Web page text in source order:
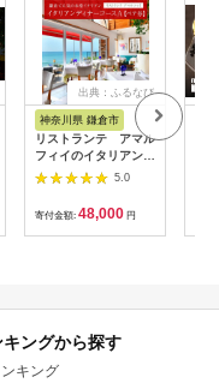
出典：ふるなび
神奈川県 鎌倉市
リストランテ アマル
フィイのイタリアンデ
ィナーコースA ペア
5.0
寄付金額: 48,000 円
キングから探す
ンキング